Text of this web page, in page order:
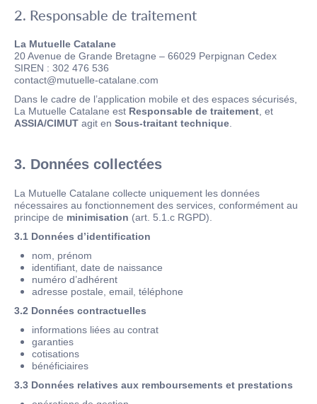
2. Responsable de traitement
La Mutuelle Catalane
20 Avenue de Grande Bretagne – 66029 Perpignan Cedex
SIREN : 302 476 536
contact@mutuelle-catalane.com
Dans le cadre de l’application mobile et des espaces sécurisés,
La Mutuelle Catalane est Responsable de traitement , et
ASSIA/CIMUT agit en Sous-traitant technique
3. Données collectées
La Mutuelle Catalane collecte uniquement les données
nécessaires au fonctionnement des services, conformément au
principe de minimisation (art. 5.1.c RGPD).
3.1 Données d’identification
nom, prénom
identifiant, date de naissance
numéro d’adhérent
adresse postale, email, téléphone
3.2 Données contractuelles
informations liées au contrat
garanties
cotisations
bénéficiaires
3.3 Données relatives aux remboursements et prestations